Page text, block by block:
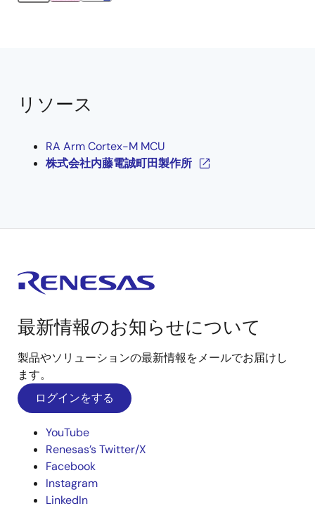
リソース
RA Arm Cortex-M MCU
株式会社内藤電誠町田製作所
最新情報のお知らせについて
製品やソリューションの最新情報をメールでお届けし
ます。
ログインをする
YouTube
Renesas’s Twitter/X
Facebook
Instagram
LinkedIn